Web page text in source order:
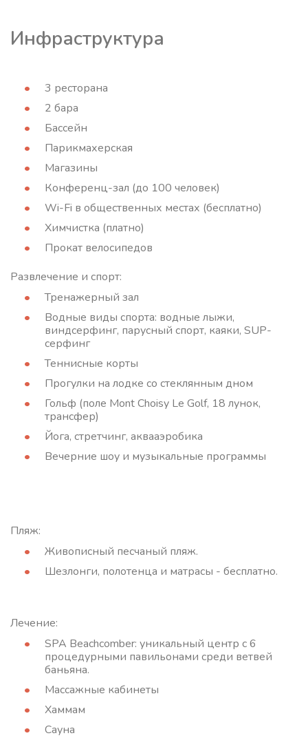
Инфраструктура
3 ресторана
2 бара
Бассейн
Парикмахерская
Магазины
Конференц-зал (до 100 человек)
Wi-Fi в общественных местах (бесплатно)
Химчистка (платно)
Прокат велосипедов
Развлечение и спорт:
Тренажерный зал
Водные виды спорта: водные лыжи,
виндсерфинг, парусный спорт, каяки, SUP-
серфинг
Теннисные корты
Прогулки на лодке со стеклянным дном
Гольф (поле Mont Choisy Le Golf, 18 лунок,
трансфер)
Йога, стретчинг, аквааэробика
Вечерние шоу и музыкальные программы
Пляж:
Живописный песчаный пляж.
Шезлонги, полотенца и матрасы - бесплатно.
Лечение:
SPA Beachcomber: уникальный центр с 6
процедурными павильонами среди ветвей
баньяна.
Массажные кабинеты
Хаммам
Сауна